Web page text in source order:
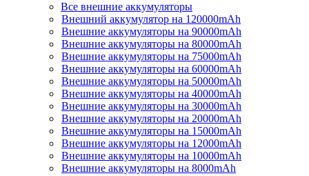
Все внешние аккумуляторы
Внешний аккумулятор на 120000mAh
Внешние аккумуляторы на 90000mAh
Внешние аккумуляторы на 80000mAh
Внешние аккумуляторы на 75000mAh
Внешние аккумуляторы на 60000mAh
Внешние аккумуляторы на 50000mAh
Внешние аккумуляторы на 40000mAh
Внешние аккумуляторы на 30000mAh
Внешние аккумуляторы на 20000mAh
Внешние аккумуляторы на 15000mAh
Внешние аккумуляторы на 12000mAh
Внешние аккумуляторы на 10000mAh
Внешние аккумуляторы на 8000mAh